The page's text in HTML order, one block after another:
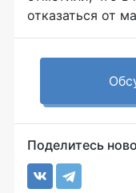
отказаться от
Поделитесь